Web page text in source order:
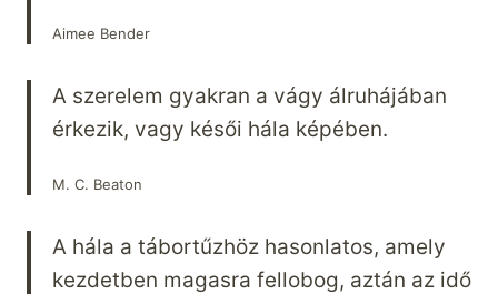
Aimee Bender
A szerelem gyakran a vágy álruhájában
érkezik, vagy késői hála képében.
M. C. Beaton
A hála a tábortűzhöz hasonlatos, amely
kezdetben magasra fellobog, aztán az idő